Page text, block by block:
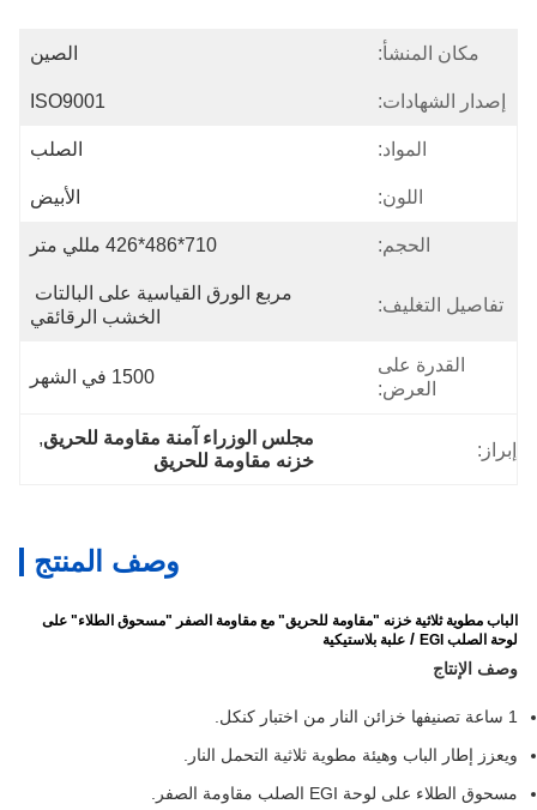
مكان المنشأ: الصين
إصدار الشهادات: ISO9001
المواد: الصلب
اللون: الأبيض
الحجم: 710*486*426 مللي متر
تفاصيل التغليف:
مربع الورق القياسية على البالتات
الخشب الرقائقي
القدرة على
العرض:
1500 في الشهر
إبراز:
مجلس الوزراء آمنة مقاومة للحريق,
خزنه مقاومة للحريق
وصف المنتج
الباب مطوية ثلاثيةخزنه "مقاومة للحريق" مع مقاومة الصفر "مسحوق الطلاء" على
لوحة الصلب EGI
/علبة بلاستيكية
وصف الإنتاج
ويعزز إطار الباب وهيئة مطوية ثلاثية التحمل النار.
مسحوق الطلاء على لوحة EGI الصلب مقاومة الصفر.